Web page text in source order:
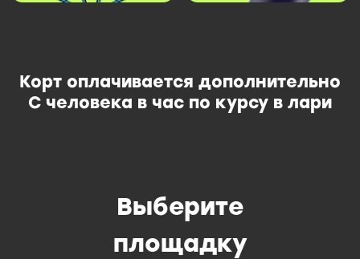
Выберите
площадку